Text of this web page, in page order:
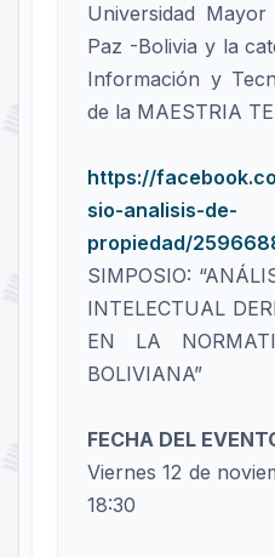
Universidad
Paz -Bolivia y la
Información y
de la MAESTRIA
https://
sio-analisis-de-
propiedad/
SIMPOSIO:
INTELECTUAL
EN LA
BOLIVIANA”
FECHA DEL
Viernes 12 de
18:30